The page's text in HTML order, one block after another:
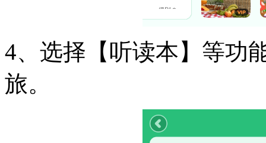
4、选择【听读本】等功
旅。